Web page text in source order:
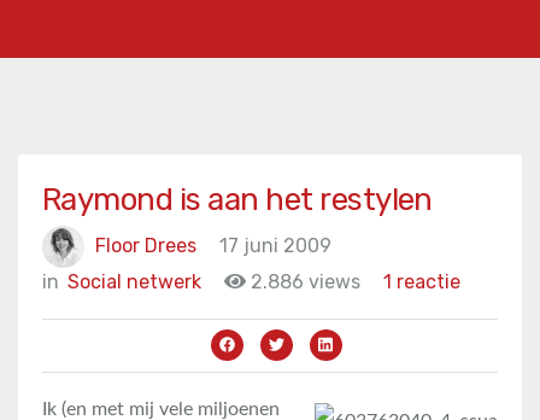
Raymond is aan het restylen
Floor Drees
17 juni 2009
in Social netwerk 2.886 views 1 reactie
Ik (en met mij vele miljoenen